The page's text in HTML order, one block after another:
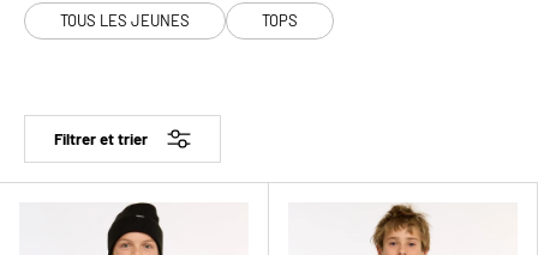
TOUS LES JEUNES TOPS
Filtrer et trier